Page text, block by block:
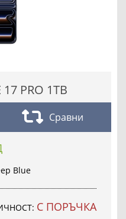
PRO 1TB
Сравни
Blue
С ПОРЪЧКА